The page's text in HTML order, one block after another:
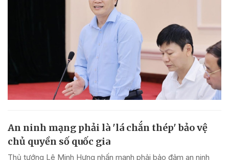
An ninh mạng phải là 'lá chắn thép' bảo vệ
chủ quyền số quốc gia
Thủ tướng Lê Minh Hưng nhấn mạnh phải bảo đảm an ninh